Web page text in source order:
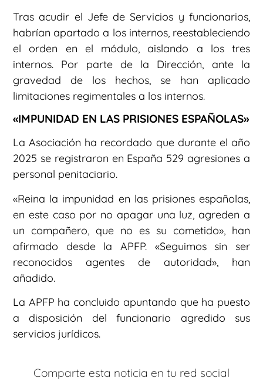
Tras acudir el Jefe de Servicios y funcionarios,
habrían apartado a los internos, reestableciendo
el orden en el módulo, aislando a los tres
internos. Por parte de la Dirección, ante la
gravedad de los hechos, se han aplicado
limitaciones regimentales a los internos.
«IMPUNIDAD EN LAS PRISIONES ESPAÑOLAS»
La Asociación ha recordado que durante el año
2025 se registraron en España 529 agresiones a
personal penitaciario.
«Reina la impunidad en las prisiones españolas,
en este caso por no apagar una luz, agreden a
un compañero, que no es su cometido», han
afirmado desde la APFP. «Seguimos sin ser
reconocidos agentes de autoridad», han
añadido.
La APFP ha concluido apuntando que ha puesto
a disposición del funcionario agredido sus
servicios jurídicos.
Comparte esta noticia en tu red social